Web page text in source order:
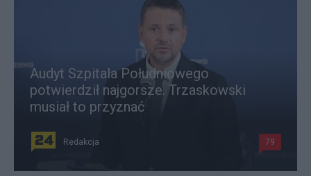
Audyt Szpitala Południowego
potwierdził najgorsze. Trzaskowski
musiał to przyznać
Redakcja 79